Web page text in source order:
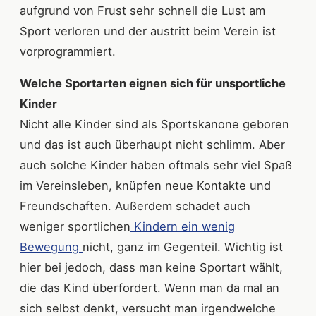
aufgrund von Frust sehr schnell die Lust am
Sport verloren und der austritt beim Verein ist
vorprogrammiert.
Welche Sportarten eignen sich für unsportliche
Kinder
Nicht alle Kinder sind als Sportskanone geboren
und das ist auch überhaupt nicht schlimm. Aber
auch solche Kinder haben oftmals sehr viel Spaß
im Vereinsleben, knüpfen neue Kontakte und
Freundschaften. Außerdem schadet auch
weniger sportlichen Kindern ein wenig
Bewegung nicht, ganz im Gegenteil. Wichtig ist
hier bei jedoch, dass man keine Sportart wählt,
die das Kind überfordert. Wenn man da mal an
sich selbst denkt, versucht man irgendwelche